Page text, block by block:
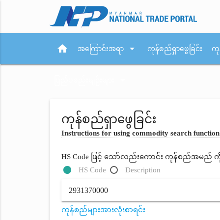
home အကြောင်းအရာ arrow_drop_down ကုန်စည်ရှာဖွေခြင်း ကု
ကုန်စည်ရှာဖွေခြင်း
Instructions for using commodity search function
HS Code ဖြင့် သော်လည်းကောင်း ကုန်စည်အမည်
HS Code
Description
ကုန်စည်များအားလုံးစာရင်း